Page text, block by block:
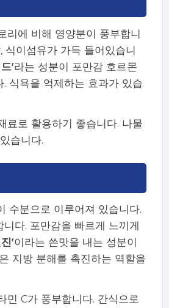
리에 비해 영양분이 풍부합니
식이섬유가 가득 들어있습니
'라는 성분이 포만감 호르몬
. 식욕을 억제하는 효과가 있습
료로 활용하기 좋습니다. 나물
습니다.
수분으로 이루어져 있습니다.
다. 포만감을 빠르게 느끼게
'이라는 쓴맛을 내는 성분이
지방 분해를 촉진하는 역할을
민 C가 풍부합니다. 간식으로